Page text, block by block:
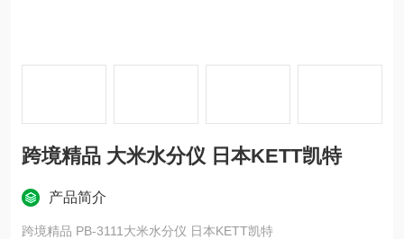
跨境精品 大米水分仪 日本KETT凯特
产品简介
跨境精品 PB-3111大米水分仪 日本KETT凯特